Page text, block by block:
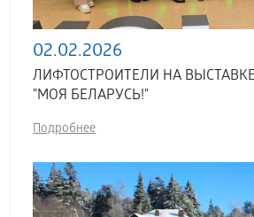
02.02.2026
ЛИФТОСТРОИТЕЛИ НА
"МОЯ БЕЛАРУСЬ!"
Подробнее